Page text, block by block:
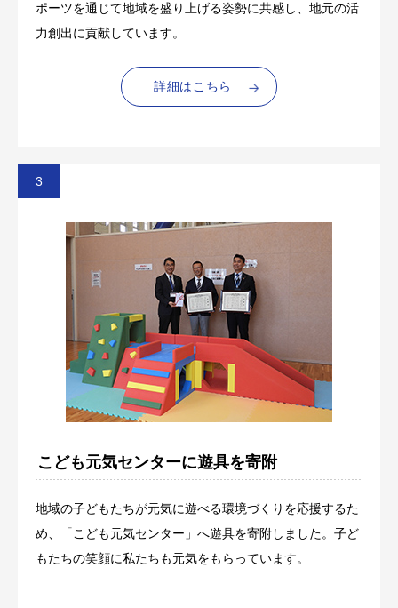
ポーツを通じて地域を盛り上げる姿勢に共感し、地元の活
力創出に貢献しています。
詳細はこちら
こども元気センターに遊具を寄附
地域の子どもたちが元気に遊べる環境づくりを応援するた
め、「こども元気センター」へ遊具を寄附しました。子ど
もたちの笑顔に私たちも元気をもらっています。